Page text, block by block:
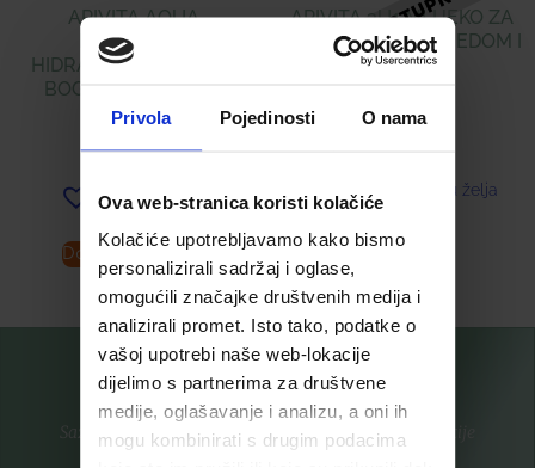
Privola Pojedinosti O nama
Ova web-stranica koristi kolačiće
Kolačiće upotrebljavamo kako bismo
personalizirali sadržaj i oglase,
omogućili značajke društvenih medija i
analizirali promet. Isto tako, podatke o
vašoj upotrebi naše web-lokacije
dijelimo s partnerima za društvene
medije, oglašavanje i analizu, a oni ih
mogu kombinirati s drugim podacima
APIVITA AQUA
BEELICIOUS
HIDRATANTNA KREMA
BOGATE TEKSTURE
Dodaj u listu želja
Dodaj u košaricu
APIVITA 3U1 MLIJEKO ZA
ČIŠĆENJE LICA S MEDOM I
KAMILICOM
16,89€
Dodaj u listu želja
Saznajte prvi za nove proizvode i ekskluzivne promocije